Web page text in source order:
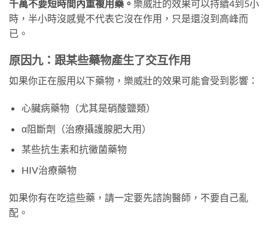
千萬不要短時間內重複用藥。 樂威壯的效果可以持續4到5小
時，半小時沒感覺不代表它沒在作用，只是還沒到高峰而
已。
原因九：跟某些藥物產生了交互作用
如果你正在服用以下藥物，樂威壯的效果可能會受到影響：
心臟病藥物（尤其是硝酸鹽類）
α阻斷劑（治療攝護腺肥大用）
某些抗生素和抗黴菌藥物
HIV治療藥物
如果你有在吃這些藥，請一定要先諮詢醫師，不要自己亂
配。